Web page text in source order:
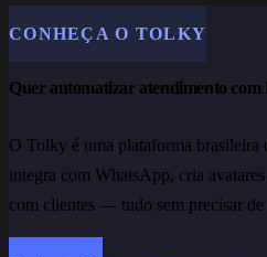
CONHEÇA O TOLKY
Quer automatizar atendimento com
O Tolky é uma plataforma brasileira
integra com WhatsApp, cria
com clientes — tudo sem precisar